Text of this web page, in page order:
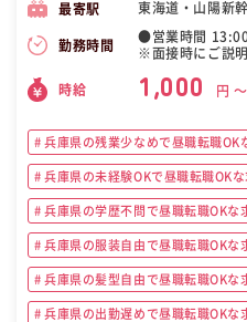
最寄駅 東海道・山陽新
勤務時間
●営業時間
※面接時にご説
時給 1,000 円 〜
兵庫県の残業少なめで昼職転職OK
兵庫県の未経験OKで昼職転職OKな
兵庫県の学歴不問で昼職転職OKな
兵庫県の服装自由で昼職転職OKな
兵庫県の髪型自由で昼職転職OKな
兵庫県の出勤遅めで昼職転職OKな